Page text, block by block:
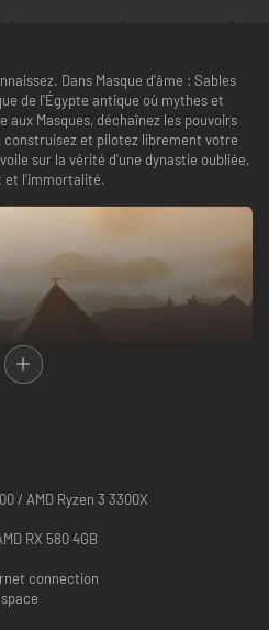
Dans Masque d'âme : Sables
de l'Égypte antique où mythes et
Masques, déchaînez les pouvoirs
construisez et pilotez librement votre
sur la vérité d'une dynastie oubliée,
et l'immortalité.
volez dans les airs et
grande variété de vaisseaux :
de foyer mobile pour vos débuts et
de taille moyenne, avec une zone
ainsi que le bateau de sable
/ AMD Ryzen 3 3300X
RX 580 4GB
connection